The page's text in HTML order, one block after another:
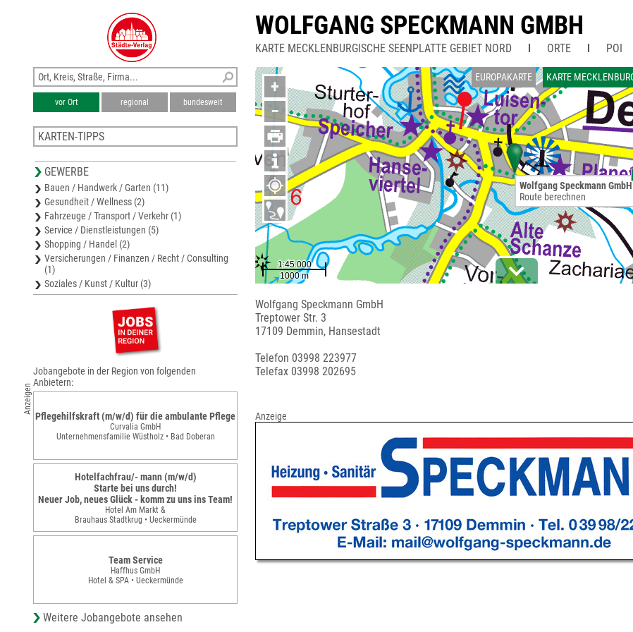
WOLFGANG SPECKMANN GMBH
KARTE MECKLENBURGISCHE SEENPLATTE GEBIET NORD ORTE POI
EUROPAKARTE KARTE
+
−
Wolfgang Speckmann GmbH
Route berechnen
Wolfgang Speckmann GmbH
Treptower Str. 3
17109 Demmin, Hansestadt
Telefon 03998 223977
Telefax 03998 202695
Anzeige
vor Ort regional bundesweit
KARTEN-TIPPS
Stadtplan Grimmen
Stadtplan Malchin
Stadtplan Hansestadt Greifswald
Stadtplan Hansestadt Stralsund
GEWERBE
Bauen / Handwerk / Garten (11)
Gesundheit / Wellness (2)
Fahrzeuge / Transport / Verkehr (1)
Service / Dienstleistungen (5)
Shopping / Handel (2)
Versicherungen / Finanzen / Recht / Consulting
(1)
Soziales / Kunst / Kultur (3)
Anzeigen
Jobangebote in der Region von folgenden
Anbietern:
Pflegehilfskraft (m/w/d) für die ambulante Pflege
Curvalia GmbH
Unternehmensfamilie Wüstholz • Bad Doberan
Hotelfachfrau/- mann (m/w/d)
Starte bei uns durch!
Neuer Job, neues Glück - komm zu uns ins Team!
Hotel Am Markt &
Brauhaus Stadtkrug • Ueckermünde
Team Service
Haffhus GmbH
Hotel & SPA • Ueckermünde
Weitere Jobangebote ansehen